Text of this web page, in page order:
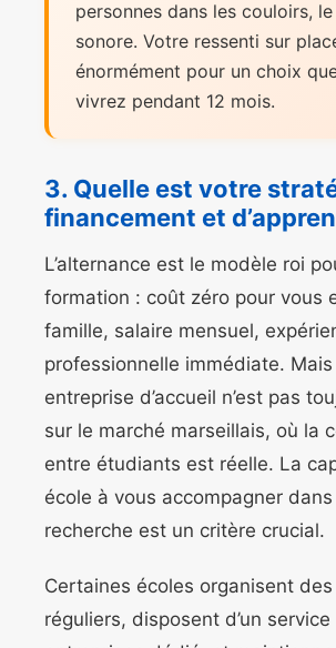
personnes dans les couloirs,
sonore. Votre ressenti sur
énormément pour un choix
vivrez pendant 12 mois.
3. Quelle est votre
financement et
L’alternance est le modèle roi
formation : coût zéro pour vous
famille, salaire mensuel,
professionnelle immédiate.
entreprise d’accueil n’est pas
sur le marché marseillais, où la
entre étudiants est réelle. La
école à vous accompagner
recherche est un critère crucial.
Certaines écoles organisent
réguliers, disposent d’un